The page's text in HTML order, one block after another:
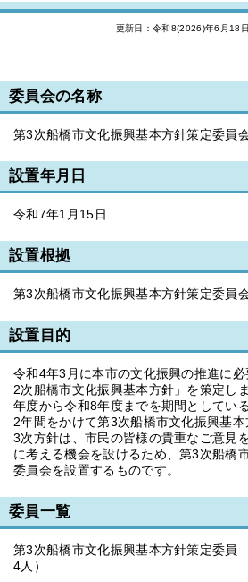
更新日：令和8(2026)年6月18日
委員会の名称
第3次船橋市文化振興基本方針策定委員
設置年月日
令和7年1月15日
設置根拠
第3次船橋市文化振興基本方針策定委員
設置目的
令和4年3月に本市の文化振興の推進に
2次船橋市文化振興基本方針」を策定し
年度から令和8年度までを期間としてい
2年間をかけて第3次船橋市文化振興基
3次方針は、市民の皆様の貴重なご意見
に考える機会を設けるため、第3次船橋
委員会を設置するものです。
委員一覧
第3次船橋市文化振興基本方針策定委
4人）